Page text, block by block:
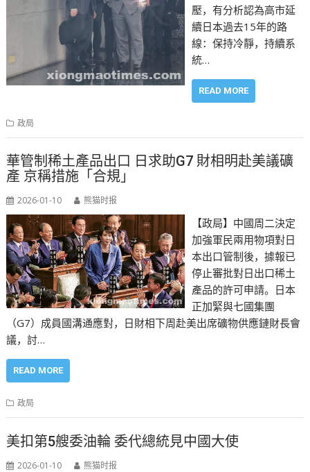
壓，有分析認為高市延
續日本過去15年的路
線：保持冷靜，持續系
統…
READ MORE
政局
華管制稀土產品出口 日求助G7 財相明赴美議礦
產 京稱措施「合規」
2026-01-10 熊猫时报
【政局】中國周二決定
加強軍民兩用物項對日
本出口管制後，據報已
停止審批對日出口稀土
產品的許可申請。日本
正加緊與七國集團
（G7）成員國溝通應對，日財相下周赴美出席礦物供應鏈財長會
議，討…
READ MORE
政局
美扣第5艘委油輪 委代總統見中國大使
2026-01-10 熊猫时报